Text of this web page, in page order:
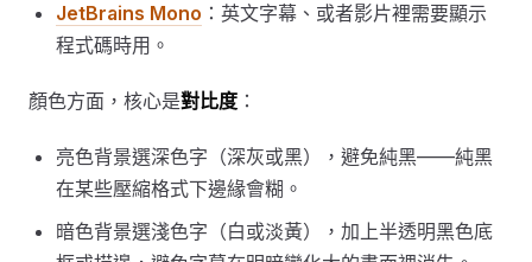
JetBrains Mono ：英文字幕、或者影片裡需要顯示
程式碼時用。
顏色方面，核心是對比度 ：
亮色背景選深色字（深灰或黑），避免純黑——純黑
在某些壓縮格式下邊緣會糊。
暗色背景選淺色字（白或淡黃），加上半透明黑色底